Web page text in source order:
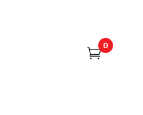
0